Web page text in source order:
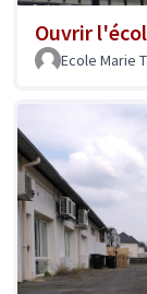
Ouvrir
Ecole Marie